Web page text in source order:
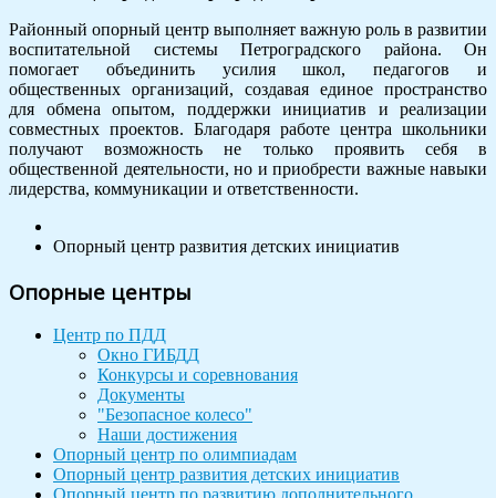
Районный опорный центр выполняет важную роль в развитии
воспитательной системы Петроградского района. Он
помогает объединить усилия школ, педагогов и
общественных организаций, создавая единое пространство
для обмена опытом, поддержки инициатив и реализации
совместных проектов. Благодаря работе центра школьники
получают возможность не только проявить себя в
общественной деятельности, но и приобрести важные навыки
лидерства, коммуникации и ответственности.
Опорный центр развития детских инициатив
Опорные центры
Центр по ПДД
Окно ГИБДД
Конкурсы и соревнования
Документы
"Безопасное колесо"
Наши достижения
Опорный центр по олимпиадам
Опорный центр развития детских инициатив